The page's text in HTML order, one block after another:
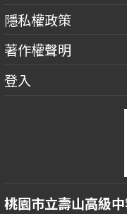
隱私權政策
著作權聲明
登入
桃園市立壽山高級